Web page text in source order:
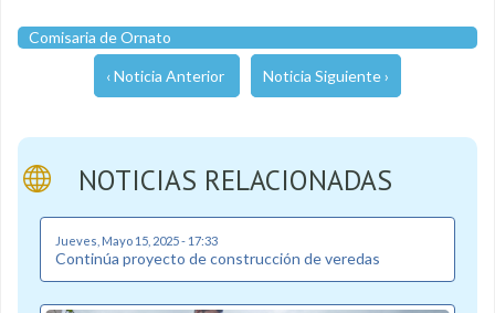
Comisaria de Ornato
‹ Noticia Anterior Noticia Siguiente ›
NOTICIAS RELACIONADAS
Jueves, Mayo 15, 2025 - 17:33
Continúa proyecto de construcción de veredas